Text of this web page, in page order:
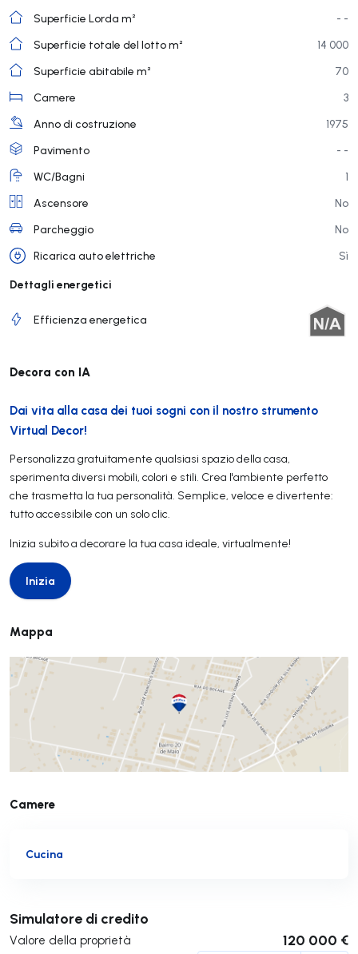
Superficie Lorda m²
- -
Superficie totale del lotto m²
14 000
Superficie abitabile m²
70
Camere
3
Anno di costruzione
1975
Pavimento
- -
WC/Bagni
1
Ascensore
No
Parcheggio
No
Ricarica auto elettriche
Sì
Dettagli energetici
Efficienza energetica
Decora con IA
Dai vita alla casa dei tuoi sogni con il nostro strumento
Virtual Decor!
Personalizza gratuitamente qualsiasi spazio della casa,
sperimenta diversi mobili, colori e stili. Crea l'ambiente perfetto
che trasmetta la tua personalità. Semplice, veloce e divertente:
tutto accessibile con un solo clic.
Inizia subito a decorare la tua casa ideale, virtualmente!
Inizia
Inizia
Mappa
Camere
Cucina
Simulatore di credito
Valore della proprietà 120 000 €
Invia